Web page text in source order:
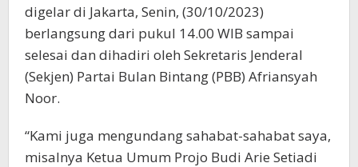
digelar di Jakarta, Senin, (30/10/2023)
berlangsung dari pukul 14.00 WIB sampai
selesai dan dihadiri oleh Sekretaris Jenderal
(Sekjen) Partai Bulan Bintang (PBB) Afriansyah
Noor.
“Kami juga mengundang sahabat-sahabat saya,
misalnya Ketua Umum Projo Budi Arie Setiadi